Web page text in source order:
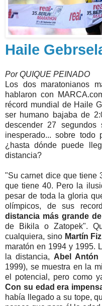
Haile
Por QUIQUE PEINADO
Los dos maratonianos
hablaron con
récord mundial de Haile
ser humano bajaba de
descender 27
inesperado... sobre
¿hasta dónde puede
distancia?
"Su carnet dice que tiene
que tiene 40. Pero la
pesar de toda la gloria
olímpicos, de sus
distancia más grande
de Bikila o Zatopek".
cualquiera, sino Martín Fiz
maratón en 1994 y 1995.
la distancia, Abel Antón
1999), se muestra en la
el potencial, pero como
Con su edad era
había llegado a su tope,